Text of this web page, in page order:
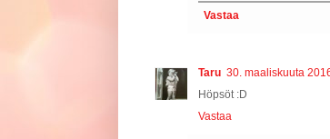
Vastaa
Taru 30. maaliskuuta
Höpsöt :D
Vastaa